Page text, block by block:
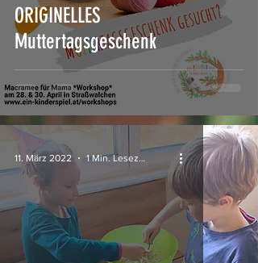
ORIGINELLES
Muttertagsgeschenk
11. März 2022 1 Min. Lesezeit